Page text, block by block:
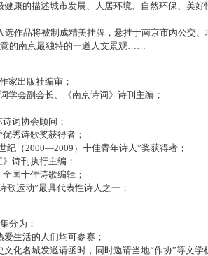
康的描述城市发展、人居环境、自然环保、美好
作品将被制成精美挂牌，悬挂于南京市内公交、
的南京最独特的一道人文景观……
家出版社编审；
学会副会长、《南京诗词》诗刊主编；
词协会顾问；
秀诗歌奖获得者；
纪（2000—2009）十佳青年诗人”奖获得者；
诗刊执行主编；
国十佳诗歌编辑；
歌运动”最具代表性诗人之一；
分为：
生活的人们均可参赛；
化名城发邀请函时，同时邀请当地“作协”等文学